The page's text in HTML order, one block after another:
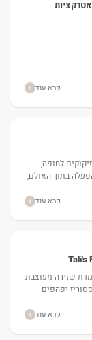
אטרקציות
קרא עוד
לחופה,
בתוך האולם,
קרא עוד
שזירה מעוצבת
יפהפים
קרא עוד